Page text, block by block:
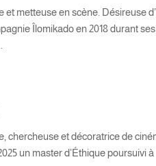
metteuse en scène. Désireuse
Îlomikado en 2018 durant
chercheuse et décoratrice de
un master d’Éthique poursuivi